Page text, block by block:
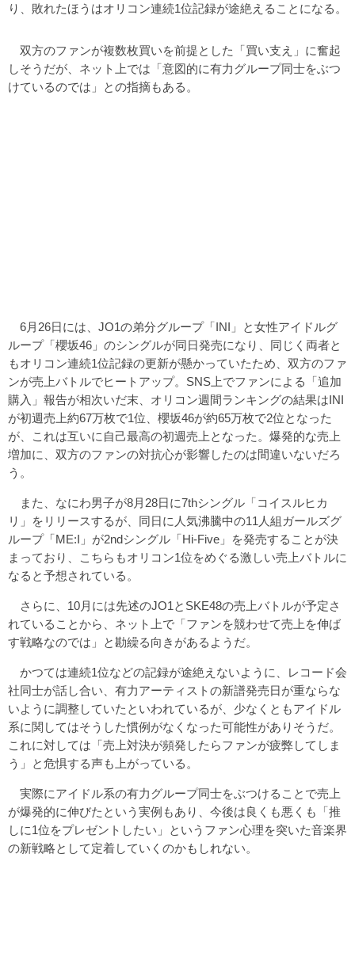
り、敗れたほうはオリコン連続1位記録が途絶えることになる。
双方のファンが複数枚買いを前提とした「買い支え」に奮起
しそうだが、ネット上では「意図的に有力グループ同士をぶつ
けているのでは」との指摘もある。
6月26日には、JO1の弟分グループ「INI」と女性アイドルグ
ループ「櫻坂46」のシングルが同日発売になり、同じく両者と
もオリコン連続1位記録の更新が懸かっていたため、双方のファ
ンが売上バトルでヒートアップ。SNS上でファンによる「追加
購入」報告が相次いだ末、オリコン週間ランキングの結果はINI
が初週売上約67万枚で1位、櫻坂46が約65万枚で2位となった
が、これは互いに自己最高の初週売上となった。爆発的な売上
増加に、双方のファンの対抗心が影響したのは間違いないだろ
う。
また、なにわ男子が8月28日に7thシングル「コイスルヒカ
リ」をリリースするが、同日に人気沸騰中の11人組ガールズグ
ループ「ME:I」が2ndシングル「Hi-Five」を発売することが決
まっており、こちらもオリコン1位をめぐる激しい売上バトルに
なると予想されている。
さらに、10月には先述のJO1とSKE48の売上バトルが予定さ
れていることから、ネット上で「ファンを競わせて売上を伸ば
す戦略なのでは」と勘繰る向きがあるようだ。
かつては連続1位などの記録が途絶えないように、レコード会
社同士が話し合い、有力アーティストの新譜発売日が重ならな
いように調整していたといわれているが、少なくともアイドル
系に関してはそうした慣例がなくなった可能性がありそうだ。
これに対しては「売上対決が頻発したらファンが疲弊してしま
う」と危惧する声も上がっている。
実際にアイドル系の有力グループ同士をぶつけることで売上
が爆発的に伸びたという実例もあり、今後は良くも悪くも「推
しに1位をプレゼントしたい」というファン心理を突いた音楽界
の新戦略として定着していくのかもしれない。